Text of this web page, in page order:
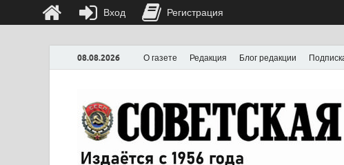
08.08.2026 О газете Редакция Блог редакции
Вход Регистрация